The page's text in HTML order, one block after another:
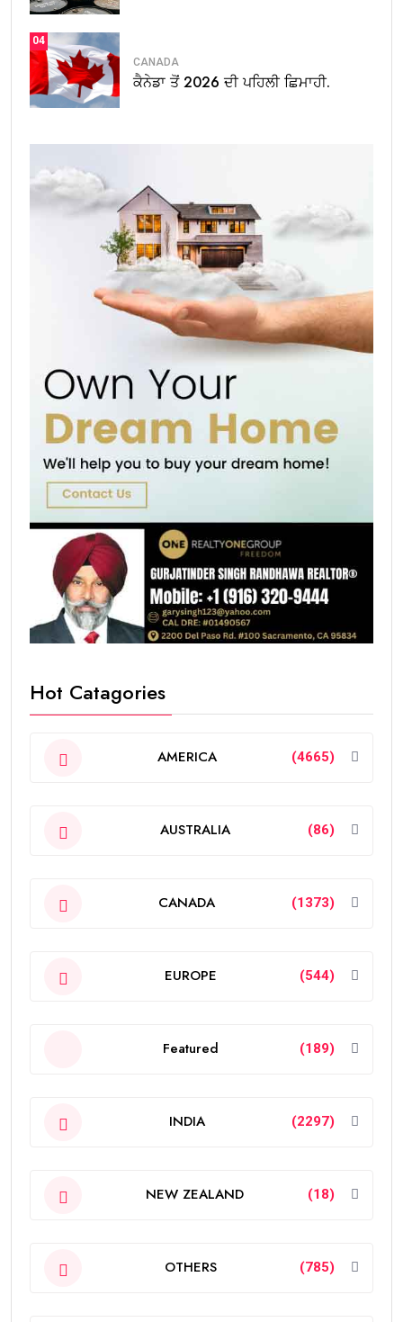
04
CANADA
ਕੈਨੇਡਾ ਤੋਂ 2026 ਦੀ ਪਹਿਲੀ ਛਿਮਾਹੀ.
Hot Catagories
AMERICA (4665)
AUSTRALIA (86)
CANADA (1373)
EUROPE (544)
Featured (189)
INDIA (2297)
NEW ZEALAND (18)
OTHERS (785)